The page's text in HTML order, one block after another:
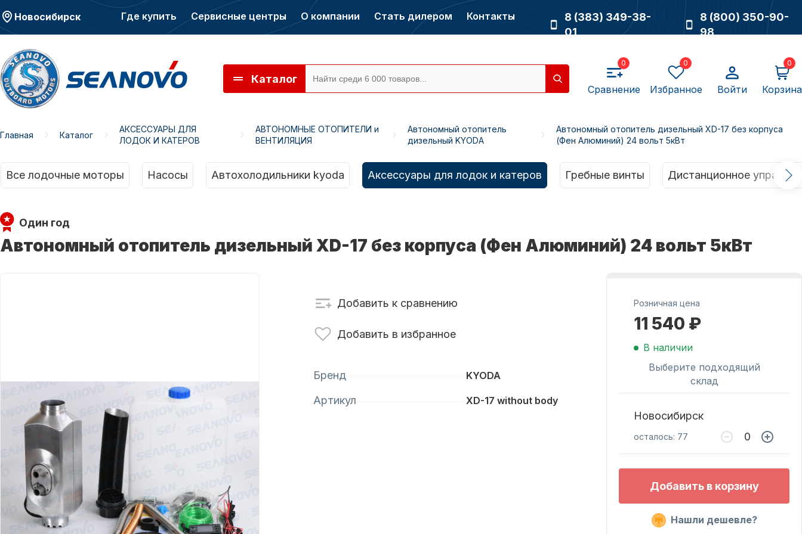
Новосибирск Где купить Сервисные центры О компании Стать дилером Контакты
8 (383) 349-38-
01
8 (800) 350-90-
98
Каталог
0
Сравнение
0
Избранное Войти
0
Корзина
Запчасти для ПЛМ Винты
Масла для лодочных
моторов
Автохолодильник
KYODA
для лодочных
моторов
Главная Каталог
АКСЕССУАРЫ ДЛЯ
ЛОДОК И КАТЕРОВ
АВТОНОМНЫЕ ОТОПИТЕЛИ и
ВЕНТИЛЯЦИЯ
Автономный отопитель
дизельный KYODA
Автономный отопитель дизельный XD-17 без корпуса
(Фен Алюминий) 24 вольт 5кВт
Все лодочные моторы Насосы Автохолодильники kyoda Аксессуары для лодок и катеров Гребные винты Дистанционное
Один год
Автономный отопитель дизельный XD-17 без корпуса (Фен Алюминий) 24 вольт 5кВт
Добавить к сравнению
Добавить в избранное
Бренд KYODA
Артикул XD-17 without body
Розничная цена
11 540 ₽
В наличии
Выберите подходящий
склад
Новосибирск
осталось: 77
Добавить в корзину
Нашли дешевле?